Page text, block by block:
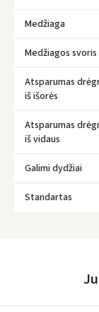
Medžiaga
Medžiagos svoris
Atsparumas
iš išorės
Atsparumas
iš vidaus
Galimi dydžiai
Standartas
Įvertinimas: